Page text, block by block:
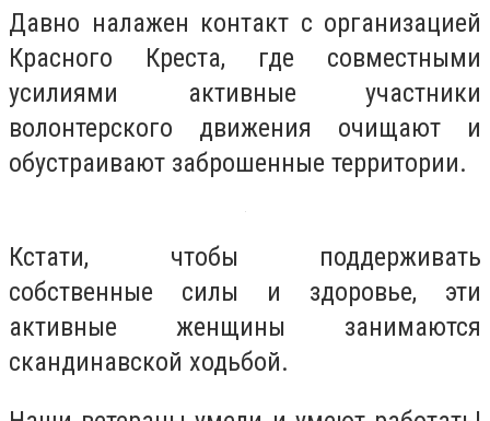
Давно налажен контакт с организацией
Красного Креста, где совместными
усилиями активные участники
волонтерского движения очищают и
обустраивают заброшенные территории.
Кстати, чтобы поддерживать
собственные силы и здоровье, эти
активные женщины занимаются
скандинавской ходьбой.